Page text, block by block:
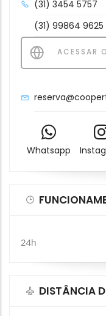
(31) 3454 5757
(31) 99864 9625
ACESSAR
Whatsapp
24h
DISTÂNCIA